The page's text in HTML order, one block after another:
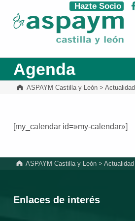
ASPAYM Castilla y León
Hazte Socio
Agenda
ASPAYM Castilla y León> Actualidad
[my_calendar id=»my-calendar»]
ASPAYM Castilla y León >Actualidad
Enlaces de interés